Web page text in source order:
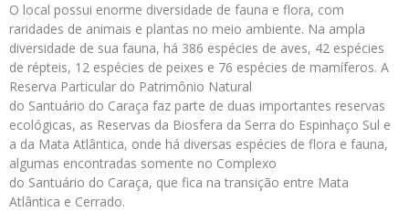
O local possui enorme diversidade de fauna e flora, com
raridades de animais e plantas no meio ambiente. Na ampla
diversidade de sua fauna, há 386 espécies de aves, 42 espécies
de répteis, 12 espécies de peixes e 76 espécies de mamíferos. A
Reserva Particular do Patrimônio Natural
do Santuário do Caraça faz parte de duas importantes reservas
ecológicas, as Reservas da Biosfera da Serra do Espinhaço Sul e
a da Mata Atlântica, onde há diversas espécies de flora e fauna,
algumas encontradas somente no Complexo
do Santuário do Caraça, que fica na transição entre Mata
Atlântica e Cerrado.